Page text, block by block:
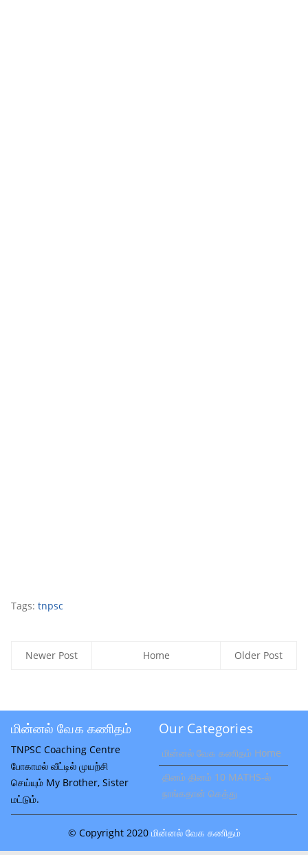
Tags: tnpsc
Newer Post Older Post
Home
மின்னல் வேக கணிதம்
TNPSC Coaching Centre
போகாமல் வீட்டில் முயற்சி
செய்யும் My Brother, Sister
மட்டும்.
Our Categories
மின்னல் வேக கணிதம் Home
தினம் தினம் 10 MATHS-ல்
நாங்கதான் கெத்து
© Copyright 2020 மின்னல் வேக கணிதம்